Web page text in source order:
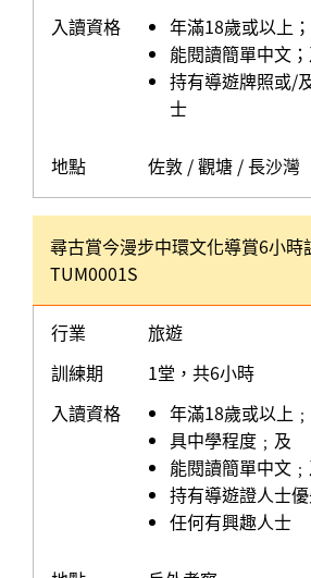
入讀資格
年滿18歲或以上
能閱讀簡單中文
持有導遊牌照或/
士
地點 佐敦 / 觀塘 / 長沙灣
尋古賞今漫步中環文化導賞6小時
TUM0001S
行業
旅遊
訓練期
1堂，共6小時
入讀資格
年滿18歲或以上
具中學程度﹔及
能閱讀簡單中文
持有導遊證人士
任何有興趣人士